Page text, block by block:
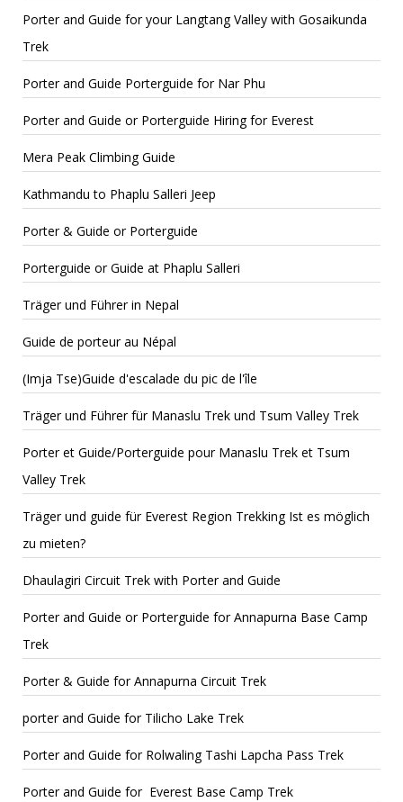
Porter and Guide for your Langtang Valley with Gosaikunda
Trek
Porter and Guide Porterguide for Nar Phu
Porter and Guide or Porterguide Hiring for Everest
Mera Peak Climbing Guide
Kathmandu to Phaplu Salleri Jeep
Porter & Guide or Porterguide
Porterguide or Guide at Phaplu Salleri
Träger und Führer in Nepal
Guide de porteur au Népal
(Imja Tse)Guide d'escalade du pic de l'île
Träger und Führer für Manaslu Trek und Tsum Valley Trek
Porter et Guide/Porterguide pour Manaslu Trek et Tsum
Valley Trek
Träger und guide für Everest Region Trekking Ist es möglich
zu mieten?
Dhaulagiri Circuit Trek with Porter and Guide
Porter and Guide or Porterguide for Annapurna Base Camp
Trek
Porter & Guide for Annapurna Circuit Trek
porter and Guide for Tilicho Lake Trek
Porter and Guide for Rolwaling Tashi Lapcha Pass Trek
Porter and Guide for Everest Base Camp Trek